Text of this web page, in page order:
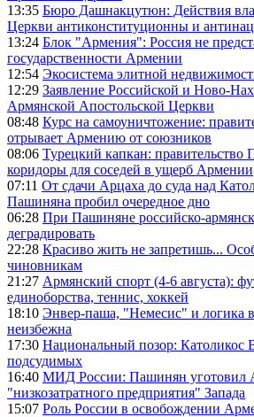
13:35 Бюро Дашнакцутюн: Действия
Церкви антиконституционны и
13:24 Блок "Армения": Россия не
государственности Армении
12:54 Экосистема элитной
12:29 Заявление Российской и Ново-
Армянской Апостольской Церкви
08:48 Курс на самоуничтожение:
отрывает Армению от союзников
08:06 Турецкий капкан: правительство
коридоры для соседей в ущерб Армении
07:11 От сдачи Арцаха до суда над
Пашиняна пробил очередное дно
06:28 При Пашиняне российско-
деградировать
22:28 Красиво жить не запретишь...
чиновникам
21:27 Армянский спорт (4-6 августа):
единоборства, теннис, хоккей
18:10 Энвер-паша, "Немесис" и логика
неизбежна
17:30 Национальный позор: Католикос
подсудимых
16:40 МИД России: Пашинян уготовил
"низкозатратного предприятия" Запада
15:07 Роль России в освобождении